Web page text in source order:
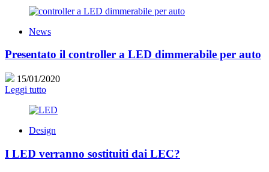
News
Presentato il controller a LED dimmerabile per auto
15/01/2020
Leggi tutto
Design
I LED verranno sostituiti dai LEC?